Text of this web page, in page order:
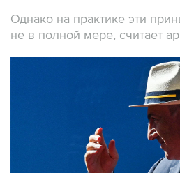
Однако на практике эти
не в полной мере, считает